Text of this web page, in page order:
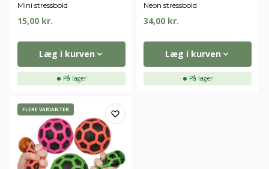
Mini stressbold
15,00 kr.
Læg i kurven
På lager
Neon stressbold
34,00 kr.
Læg i kurven
På lager
FLERE VARIANTER